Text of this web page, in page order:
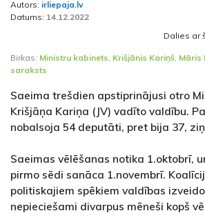
Autors: irliepaja.lv
Datums: 14.12.2022
Dalies ar
Birkas: Ministru kabinets, Krišjānis Kariņš, Māris
saraksts
Saeima trešdien apstiprinājusi otro
Krišjāņa Kariņa (JV) vadīto valdību.
nobalsoja 54 deputāti, pret bija 37,
Saeimas vēlēšanas notika 1.oktobrī,
pirmo sēdi sanāca 1.novembrī.
politiskajiem spēkiem valdības
nepieciešami divarpus mēneši kopš